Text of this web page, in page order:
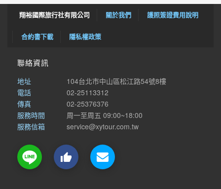
翔裕國際旅行社有限公司 關於我們 護照簽證費用說明
合約書下載 隱私權政策
聯絡資訊
地址
104台北市中山區松江路54號8樓
電話
02-25113312
傳真
02-25376376
服務時間
周一至周五 09:00~18:00
服務信箱
service@xytour.com.tw
